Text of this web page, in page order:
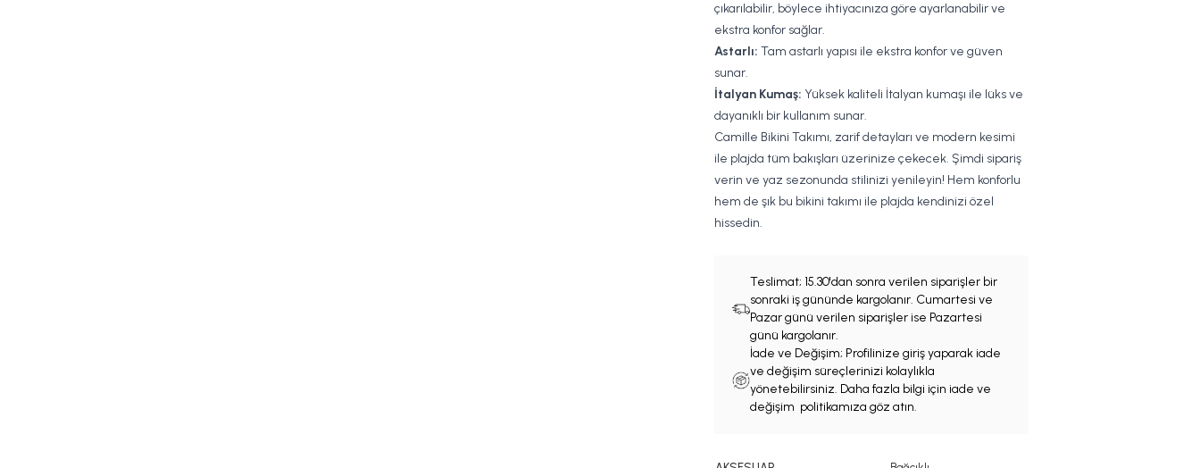
çıkarılabilir, böylece ihtiyacınıza göre ayarlanabilir ve
ekstra konfor sağlar.
Astarlı: Tam astarlı yapısı ile ekstra konfor ve güven
sunar.
İtalyan Kumaş: Yüksek kaliteli İtalyan kumaşı ile lüks ve
dayanıklı bir kullanım sunar.
Camille Bikini Takımı, zarif detayları ve modern kesimi
ile plajda tüm bakışları üzerinize çekecek. Şimdi sipariş
verin ve yaz sezonunda stilinizi yenileyin! Hem konforlu
hem de şık bu bikini takımı ile plajda kendinizi özel
hissedin.
Teslimat; 15.30'dan sonra verilen siparişler bir
sonraki iş gününde kargolanır. Cumartesi ve
Pazar günü verilen siparişler ise Pazartesi
günü kargolanır.
İade ve Değişim; Profilinize giriş yaparak iade
ve değişim süreçlerinizi kolaylıkla
yönetebilirsiniz. Daha fazla bilgi için iade ve
değişim politikamıza göz atın.